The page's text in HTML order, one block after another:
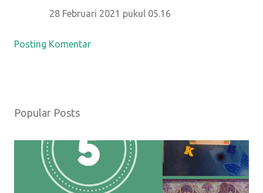
28 Februari 2021 pukul 05.16
Posting Komentar
Popular Posts